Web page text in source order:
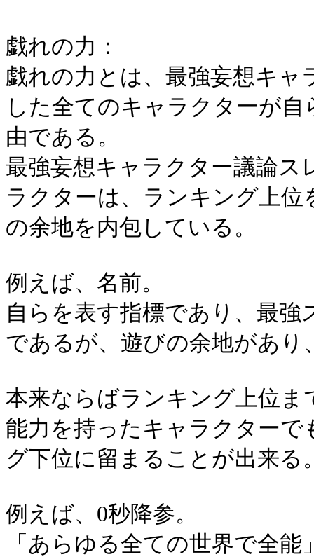
戯れの力：
戯れの力とは、最強妄想キャ
した全てのキャラクターが
由である。
最強妄想キャラクター議論ス
ラクターは、ランキング上
の余地を内包している。
例えば、名前。
自らを表す指標であり、最
であるが、遊びの余地があり
本来ならばランキング上位
能力を持ったキャラクター
グ下位に留まることが出来る
例えば、0秒降参。
「あらゆる全ての世界で全